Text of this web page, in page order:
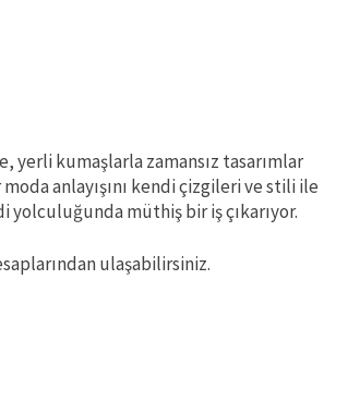
yerli kumaşlarla zamansız tasarımlar
anlayışını kendi çizgileri ve stili ile
yolculuğunda müthiş bir iş çıkarıyor.
ulaşabilirsiniz.